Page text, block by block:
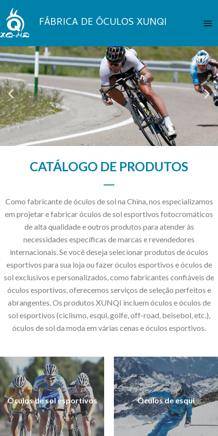
Pular
para
o
conteúdo
FÁBRICA DE ÓCULOS XUNQI
SOL CHINA
FABRICANTE
DESDE
Mais
CATÁLOGO DE PRODUTOS
Como fabricante de óculos de sol na China, nos especializamos
em projetar e fabricar óculos de sol esportivos fotocromáticos
de alta qualidade e outros produtos para atender às
necessidades específicas de marcas e revendedores
internacionais. Se você deseja selecionar produtos de óculos
esportivos para sua loja ou fazer óculos esportivos e óculos de
sol exclusivos e personalizados, como fabricantes confiáveis ​​de
óculos esportivos, oferecemos serviços de seleção perfeitos e
abrangentes. Os produtos XUNQI incluem óculos e óculos de
sol esportivos (ciclismo, esqui, golfe, off-road, beisebol, etc.),
óculos de sol da moda em várias cenas e óculos esportivos.
Óculos de sol esportivos
Óculos de sol esportivos
Mais
Óculos de esqui
Óculos de esqui
Mais